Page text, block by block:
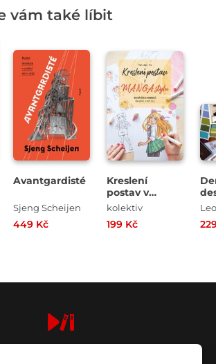
vám také líbit
Avantgardisté
Sjeng Scheijen
449 Kč
Kreslení
postav v
manga stylu
kolektiv
199 Kč